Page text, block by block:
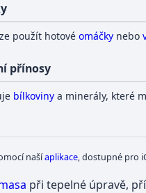
použít hotové omáčkynebo
přínosy
bílkovinya minerály, které
našíaplikace, dostupné pro
při tepelné úpravě,